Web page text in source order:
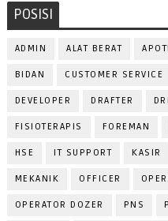
POSISI
ADMIN ALAT BERAT
BIDAN CUSTOMER SERVICE
DEVELOPER DRAFTER
FISIOTERAPIS FOREMAN
HSE IT SUPPORT KASIR
MEKANIK OFFICER
OPERATOR DOZER PNS